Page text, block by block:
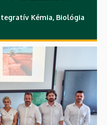
Kémia, Biológia